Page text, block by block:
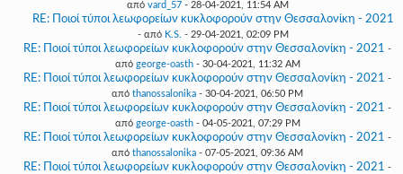
από vard_57- 28-04-2021, 11:54 AM
RE: Ποιοί τύποι λεωφορείων κυκλοφορούν στην Θεσσαλονίκη - 2021
- από K.S. - 29-04-2021, 02:09 PM
RE: Ποιοί τύποι λεωφορείων κυκλοφορούν στην Θεσσαλονίκη - 2021 -
από george-oasth- 30-04-2021, 11:32 AM
RE: Ποιοί τύποι λεωφορείων κυκλοφορούν στην Θεσσαλονίκη - 2021 -
από thanossalonika - 30-04-2021, 06:50 PM
RE: Ποιοί τύποι λεωφορείων κυκλοφορούν στην Θεσσαλονίκη - 2021 -
από george-oasth- 04-05-2021, 07:29 PM
RE: Ποιοί τύποι λεωφορείων κυκλοφορούν στην Θεσσαλονίκη - 2021 -
από thanossalonika - 07-05-2021, 09:36 AM
RE: Ποιοί τύποι λεωφορείων κυκλοφορούν στην Θεσσαλονίκη - 2021 -